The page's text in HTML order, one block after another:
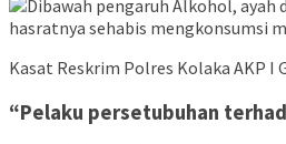
hasratnya sehabis mengkonsumsi
Kasat Reskrim Polres Kolaka AKP I
“Pelaku persetubuhan